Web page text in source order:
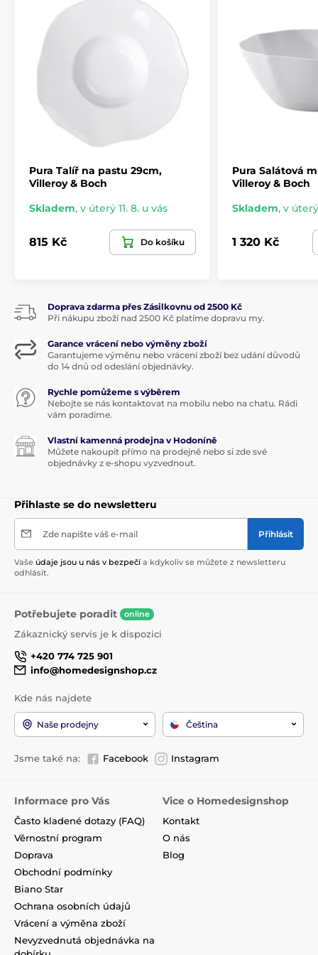
Kolekce od Villeroy & Boch
Kolekce Pura Villeroy & Boch představuje spojení
přirozenosti, elegance a smyslového zážitku. Její
plynulé linie inspirované přírodou a čistě bílý porcelán
vytvářejí dokonalý základ pro každé stolování – od
každodenních jídel až po slavnostní chvíle.
Produkt je zařazen v kategoriích
PURA
Pura Talíř na pastu 29cm,
Villeroy & Boch
Skladem, v úterý 11. 8. u vás
815 Kč Do košíku
Pura Salátová
Villeroy & Boch
Skladem, v úterý
1 320 Kč
Doprava zdarma přes Zásilkovnu od 2500 Kč
Při nákupu zboží nad 2500 Kč platíme dopravu my.
Garance vrácení nebo výměny zboží
Garantujeme výměnu nebo vrácení zboží bez udání důvodů
do 14 dnů od odeslání objednávky.
Rychle pomůžeme s výběrem
Nebojte se nás kontaktovat na mobilu nebo na chatu. Rádi
vám poradíme.
Vlastní kamenná prodejna v Hodoníně
Můžete nakoupit přímo na prodejně nebo si zde své
objednávky z e-shopu vyzvednout.
Přihlaste se do newsletteru
Zde napište váš e-mail Přihlásit
Vaše údaje jsou u nás v bezpečí a kdykoliv se můžete z newsletteru
odhlásit.
Potřebujete poradit online
Zákaznický servis je k dispozici
+420 774 725 901
info@homedesignshop.cz
Kde nás najdete
Naše prodejny Čeština
Jsme také na: Facebook Instagram
Informace pro Vás
Často kladené dotazy (FAQ)
Věrnostní program
Doprava
Obchodní podmínky
Biano Star
Ochrana osobních údajů
Vrácení a výměna zboží
Nevyzvednutá objednávka na
Vice o Homedesignshop
Kontakt
O nás
Blog